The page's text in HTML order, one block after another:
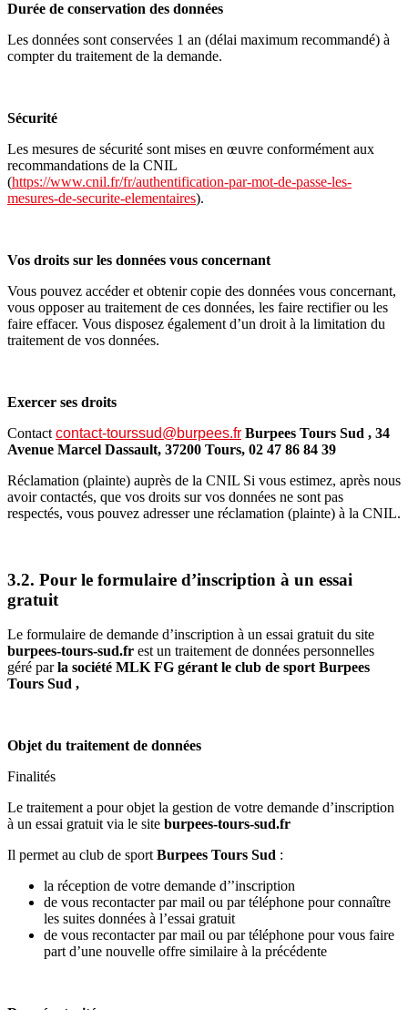
Durée de conservation des données
Les données sont conservées 1 an (délai maximum recommandé) à
compter du traitement de la demande.
Sécurité
Les mesures de sécurité sont mises en œuvre conformément aux
recommandations de la CNIL
(https://www.cnil.fr/fr/authentification-par-mot-de-passe-les-
mesures-de-securite-elementaires).
Vos droits sur les données vous concernant
Vous pouvez accéder et obtenir copie des données vous concernant,
vous opposer au traitement de ces données, les faire rectifier ou les
faire effacer. Vous disposez également d’un droit à la limitation du
traitement de vos données.
Exercer ses droits
Contact contact-tourssud@burpees.fr Burpees Tours Sud , 34
Avenue Marcel Dassault, 37200 Tours, 02 47 86 84 39
Réclamation (plainte) auprès de la CNIL Si vous estimez, après nous
avoir contactés, que vos droits sur vos données ne sont pas
respectés, vous pouvez adresser une réclamation (plainte) à la CNIL.
3.2. Pour le formulaire d’inscription à un essai
gratuit
Le formulaire de demande d’inscription à un essai gratuit du site
burpees-tours-sud.fr est un traitement de données personnelles
géré parla société MLK FG gérant le club de sportBurpees
Tours Sud ,
Objet du traitement de données
Finalités
Le traitement a pour objet la gestion de votre demande d’inscription
à un essai gratuit via le site burpees-tours-sud.fr
Il permet au club de sportBurpees Tours Sud :
la réception de votre demande d’’inscription
de vous recontacter par mail ou par téléphone pour connaître
les suites données à l’essai gratuit
de vous recontacter par mail ou par téléphone pour vous faire
part d’une nouvelle offre similaire à la précédente